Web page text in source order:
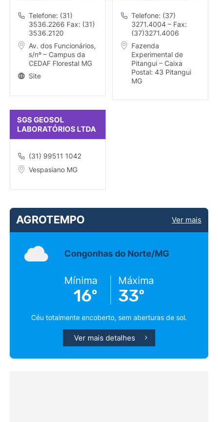
Telefone: (31)
3536.2266 Fax: (31)
3536.2120
Av. dos Funcionários,
s/nº – Campus da
CEDAF Florestal MG
Site
PEREIRA
Telefone: (37)
3271.4004 – Fax:
(37)3271.4006
Fazenda
Experimental de
Pitangui – Caixa
Postal: 43 Pitangui
MG
SGS GEOSOL
LABORATÓRIOS LTDA
(31) 99511 1042
Vespasiano MG
AGROTEMPO Ver mais
Congonhas do Norte/MG
Mínima
16º
Máxima
33º
Céu totalmente encoberto, sem aberturas de sol.
Ver mais detalhes